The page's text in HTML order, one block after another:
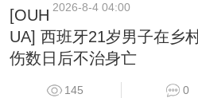
2026-8-4 04:00
[OUH
UA] 西班牙21岁男子在乡
伤数日后不治身亡
145 0